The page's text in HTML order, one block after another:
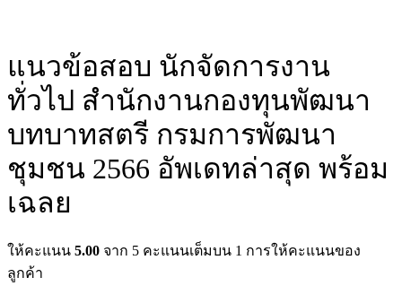
แนวข้อสอบ นักจัดการงาน
ทั่วไป สำนักงานกองทุนพัฒนา
บทบาทสตรี กรมการพัฒนา
ชุมชน 2566 อัพเดทล่าสุด พร้อม
เฉลย
ให้คะแนน 5.00 จาก 5 คะแนนเต็มบน 1 การให้คะแนนของ
ลูกค้า